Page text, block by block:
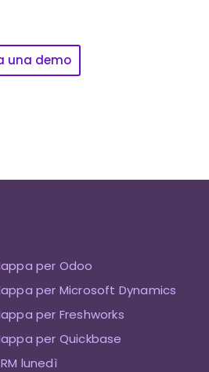
una demo
per Odoo
per Microsoft Dynamics
per Freshworks
per Quickbase
lunedì